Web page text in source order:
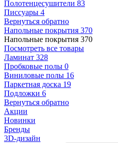
Полотенцесушители 83
Писсуары 4
Вернуться обратно
Напольные покрытия 370
Напольные покрытия 370
Посмотреть все товары
Ламинат 328
Пробковые полы 0
Виниловые полы 16
Паркетная доска 19
Подложки 6
Вернуться обратно
Акции
Новинки
Бренды
3D-дизайн